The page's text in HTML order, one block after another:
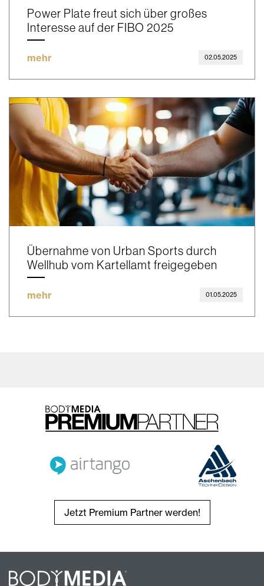
Power Plate freut sich über großes
Interesse auf der FIBO 2025
mehr 02.05.2025
Übernahme von Urban Sports durch
Wellhub vom Kartellamt freigegeben
mehr 01.05.2025
Jetzt Premium Partner werden!